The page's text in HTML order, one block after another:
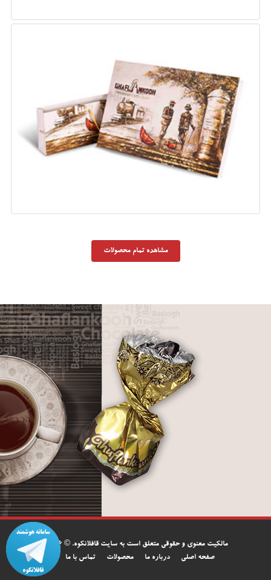
وزن : 354 گرم
تعداد : 4 در بسته بندی
مشاهده تمام محصولات
مالکیت معنوی و حقوقی متعلق است به سایت قافلانکوه. © 2016
صفحه اصلی
درباره ما محصولات تماس با ما